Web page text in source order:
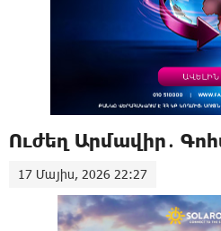
Ուժեղ Արմավիր․
17 Մայիս, 2026 22:27